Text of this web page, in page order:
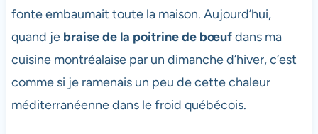
fonte embaumait toute la maison. Aujourd’hui,
quand je braise de la poitrine de bœufdans ma
cuisine montréalaise par un dimanche d’hiver, c’est
comme si je ramenais un peu de cette chaleur
méditerranéenne dans le froid québécois.